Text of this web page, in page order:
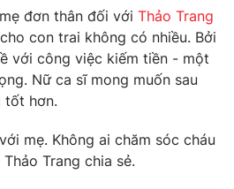
lai
đơn thân đối với Thảo Trang
con trai không có nhiều. Bởi
với công việc kiếm tiền - một
Nữ ca sĩ mong muốn sau
tốt hơn.
mẹ. Không ai chăm sóc cháu
Trang chia sẻ.